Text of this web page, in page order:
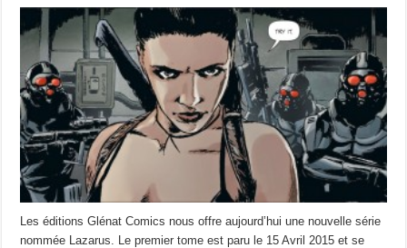
Les éditions Glénat Comics nous offre aujourd’hui une nouvelle série
nommée Lazarus. Le premier tome est paru le 15 Avril 2015 et se